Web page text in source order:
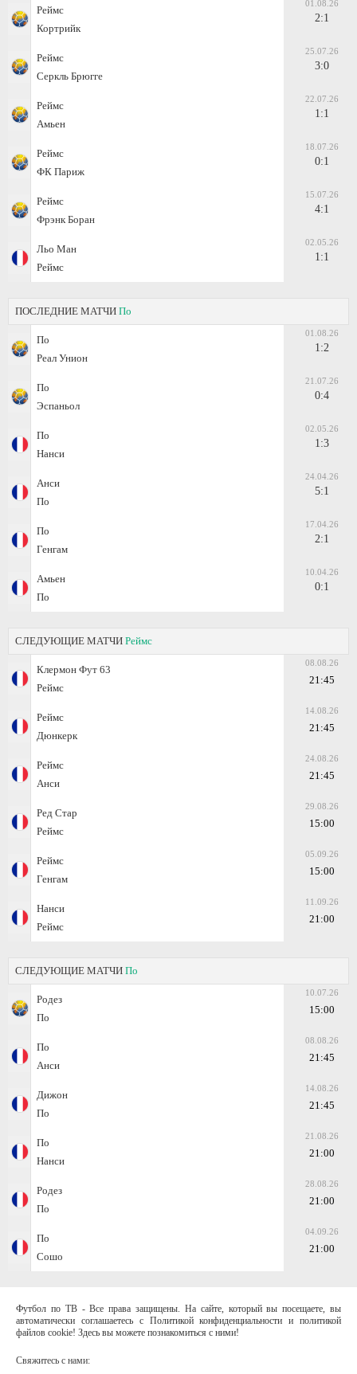
Реймс
Кортрийк
01.08.26
2:1
Реймс
Серкль Брюгге
25.07.26
3:0
Реймс
Амьен
22.07.26
1:1
Реймс
ФК Париж
18.07.26
0:1
Реймс
Фрэнк Боран
15.07.26
4:1
Льо Ман
Реймс
02.05.26
1:1
ПОСЛЕДНИЕ МАТЧИ По
По
Реал Унион
01.08.26
1:2
По
Эспаньол
21.07.26
0:4
По
Нанси
02.05.26
1:3
Анси
По
24.04.26
5:1
По
Генгам
17.04.26
2:1
Амьен
По
10.04.26
0:1
СЛЕДУЮЩИЕ МАТЧИ Реймс
Клермон Фут 63
Реймс
08.08.26
21:45
Реймс
Дюнкерк
14.08.26
21:45
Реймс
Анси
24.08.26
21:45
Ред Стар
Реймс
29.08.26
15:00
Реймс
Генгам
05.09.26
15:00
Нанси
Реймс
11.09.26
21:00
СЛЕДУЮЩИЕ МАТЧИ По
Родез
По
10.07.26
15:00
По
Анси
08.08.26
21:45
Дижон
По
14.08.26
21:45
По
Нанси
21.08.26
21:00
Родез
По
28.08.26
21:00
По
Сошо
04.09.26
21:00
Футбол по ТВ - Все права защищены. На сайте, который вы посещаете, вы
автоматически соглашаетесь с Политикой конфиденциальности и политикой
файлов cookie! Здесь вы можете познакомиться с ними!
Свяжитесь с нами: